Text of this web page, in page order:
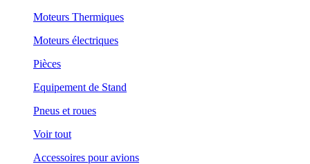
Moteurs Thermiques
Moteurs électriques
Pièces
Equipement de Stand
Pneus et roues
Voir tout
Accessoires pour avions